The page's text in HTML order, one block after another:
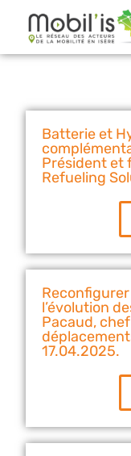
Batterie et
Président et
Refueling
Reconfigurer
l’évolution
Pacaud,
17.04.2025.